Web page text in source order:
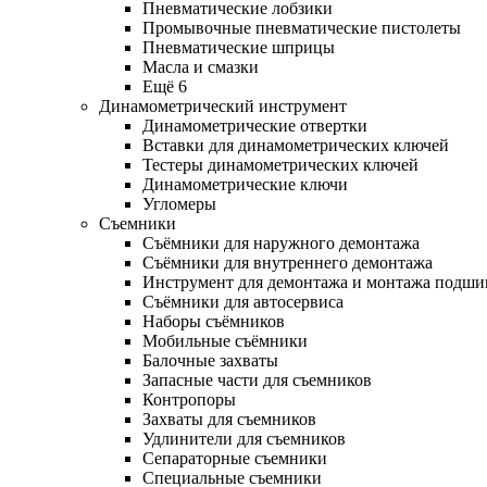
Пневматические лобзики
Промывочные пневматические пистолеты
Пневматические шприцы
Масла и смазки
Ещё 6
Динамометрический инструмент
Динамометрические отвертки
Вставки для динамометрических ключей
Тестеры динамометрических ключей
Динамометрические ключи
Угломеры
Съемники
Съёмники для наружного демонтажа
Съёмники для внутреннего демонтажа
Инструмент для демонтажа и монтажа
Съёмники для автосервиса
Наборы съёмников
Мобильные съёмники
Балочные захваты
Запасные части для съемников
Контропоры
Захваты для съемников
Удлинители для съемников
Сепараторные съемники
Специальные съемники